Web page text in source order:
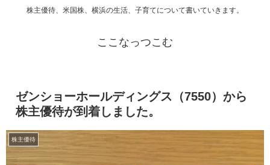
株主優待、米国株、横浜の生活、子育てについて書いていきます。
ここなっつこむ
ゼンショーホールディングス（7550）から
株主優待が到着しました。
株主優待